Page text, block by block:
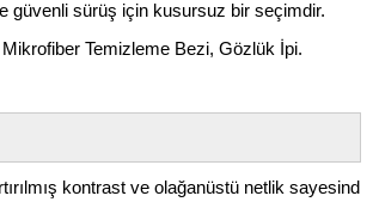
güvenli sürüş için kusursuz bir seçimdir.
Mikrofiber Temizleme Bezi, Gözlük İpi.
kontrast ve olağanüstü netlik sayesind